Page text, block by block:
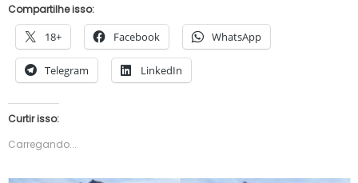
Compartilhe isso:
18+ Facebook WhatsApp
Telegram LinkedIn
Curtir isso:
Carregando...